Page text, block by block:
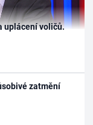
uplácení voličů.
zatmění